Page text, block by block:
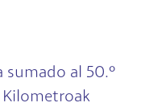
sumado al 50.º
Kilometroak